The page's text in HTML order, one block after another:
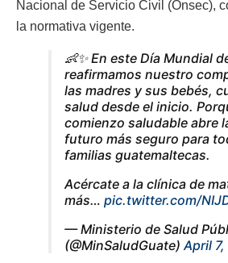
Nacional de Servicio Civil (Onsec),
la normativa vigente.
👶✨ En este Día Mundial
reafirmamos nuestro
las madres y sus bebés,
salud desde el inicio.
comienzo saludable abre
futuro más seguro para
familias guatemaltecas.
Acércate a la clínica de
más… pic.twitter.com/
— Ministerio de Salud
(@MinSaludGuate) April